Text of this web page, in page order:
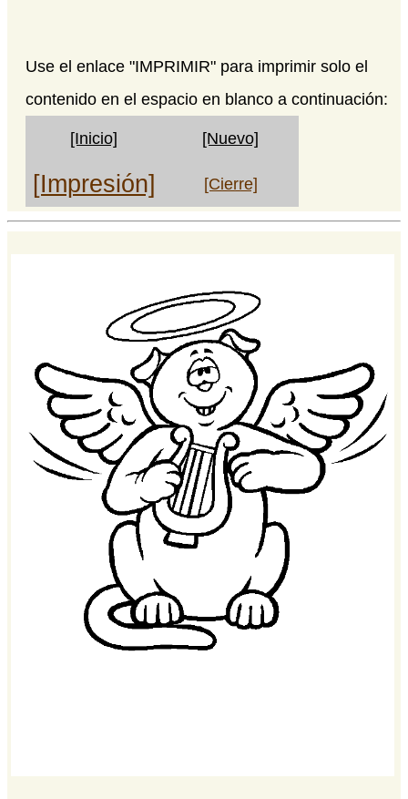
Use el enlace "IMPRIMIR" para imprimir solo el
contenido en el espacio en blanco a continuación:
[Inicio] [Nuevo]
[Impresión] [Cierre]